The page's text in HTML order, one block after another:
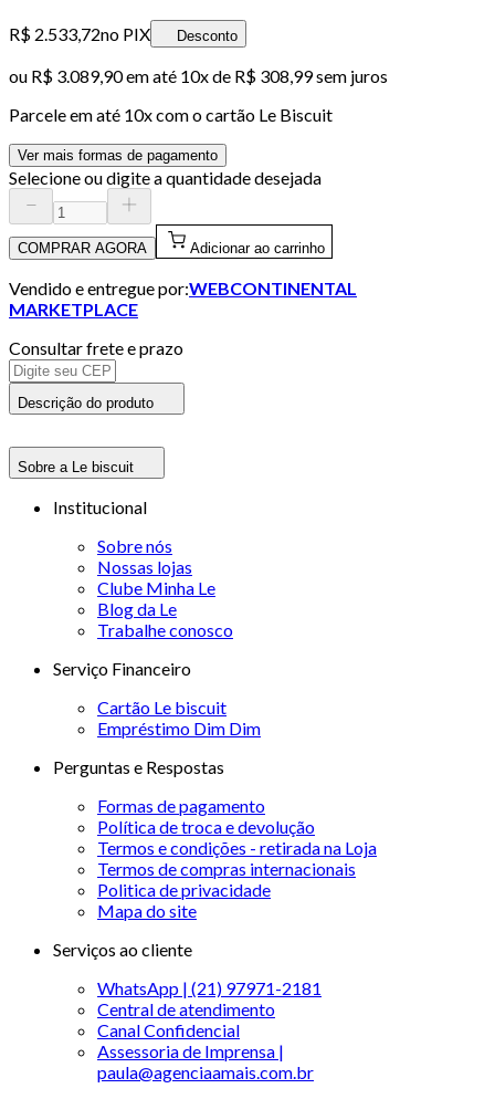
R$ 2.533,72no PIX Desconto
ou R$ 3.089,90em até 10x de R$ 308,99 sem juros
Parcele em até 10x com o cartão Le Biscuit
Ver mais formas de pagamento
Selecione ou digite a quantidade desejada
COMPRAR AGORA Adicionar ao carrinho
Vendido e entregue por:WEBCONTINENTAL
MARKETPLACE
Consultar frete e prazo
Descrição do produto
Sobre a Le biscuit
Institucional
Sobre nós
Nossas lojas
Clube Minha Le
Blog da Le
Trabalhe conosco
Serviço Financeiro
Cartão Le biscuit
Empréstimo Dim Dim
Perguntas e Respostas
Formas de pagamento
Política de troca e devolução
Termos e condições - retirada na Loja
Termos de compras internacionais
Politica de privacidade
Mapa do site
Serviços ao cliente
WhatsApp | (21) 97971-2181
Central de atendimento
Canal Confidencial
Assessoria de Imprensa |
paula@agenciaamais.com.br